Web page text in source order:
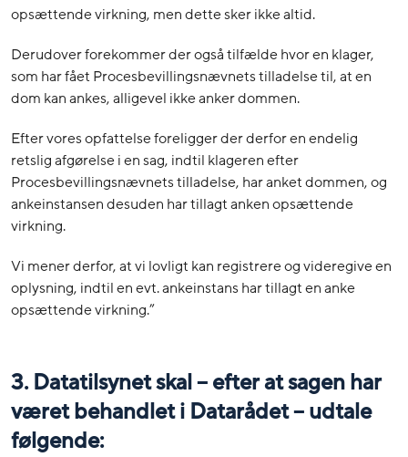
opsættende virkning, men dette sker ikke altid.
Derudover forekommer der også tilfælde hvor en klager,
som har fået Procesbevillingsnævnets tilladelse til, at en
dom kan ankes, alligevel ikke anker dommen.
Efter vores opfattelse foreligger der derfor en endelig
retslig afgørelse i en sag, indtil klageren efter
Procesbevillingsnævnets tilladelse, har anket dommen, og
ankeinstansen desuden har tillagt anken opsættende
virkning.
Vi mener derfor, at vi lovligt kan registrere og videregive en
oplysning, indtil en evt. ankeinstans har tillagt en anke
opsættende virkning.”
3. Datatilsynet skal – efter at sagen har
været behandlet i Datarådet – udtale
følgende: